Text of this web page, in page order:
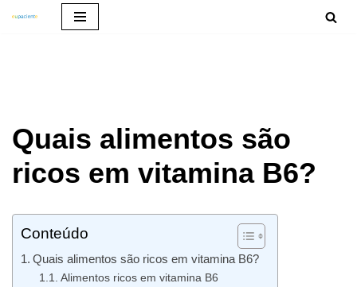
Quais alimentos são
ricos em vitamina B6?
Conteúdo
Quais alimentos são ricos em vitamina B6?
Alimentos ricos em vitamina B6